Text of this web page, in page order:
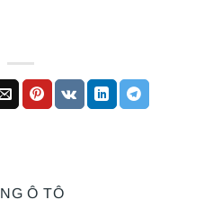
Ô TÔ